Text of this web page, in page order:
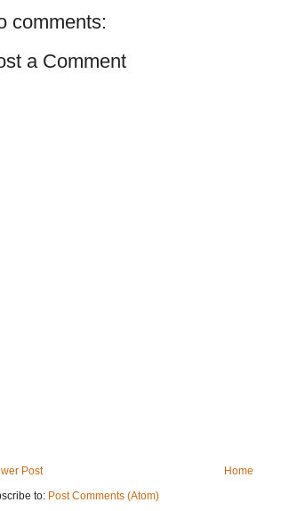
comments:
a Comment
Post
Home
to: Post Comments (Atom)